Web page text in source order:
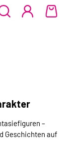
–
Geschichten auf